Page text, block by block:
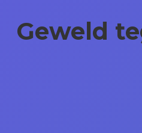
Geweld